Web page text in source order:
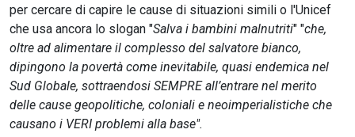
per cercare di capire le cause di situazioni simili o l'Unicef
che usa ancora lo slogan "Salva i bambini malnutriti" "che,
oltre ad alimentare il complesso del salvatore bianco,
dipingono la povertà come inevitabile, quasi endemica nel
Sud Globale, sottraendosi SEMPRE all’entrare nel merito
delle cause geopolitiche, coloniali e neoimperialistiche che
causano i VERI problemi alla base".